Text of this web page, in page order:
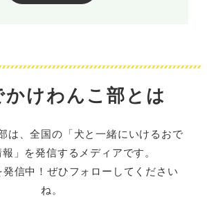
かけわんこ部とは
は、全国の「犬と一緒にいけるおで
」を発信するメディアです。
信中！ぜひフォローしてください
ね。